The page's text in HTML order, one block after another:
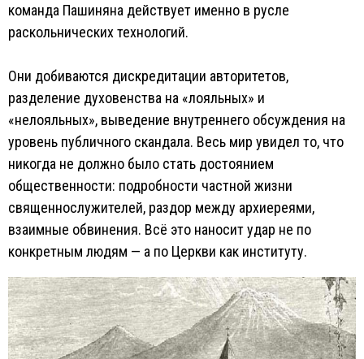
команда Пашиняна действует именно в русле
раскольнических технологий.
Они добиваются дискредитации авторитетов,
разделение духовенства на «лояльных» и
«нелояльных», выведение внутреннего обсуждения на
уровень публичного скандала. Весь мир увидел то, что
никогда не должно было стать достоянием
общественности: подробности частной жизни
священнослужителей, раздор между архиереями,
взаимные обвинения. Всё это наносит удар не по
конкретным людям — а по Церкви как институту.